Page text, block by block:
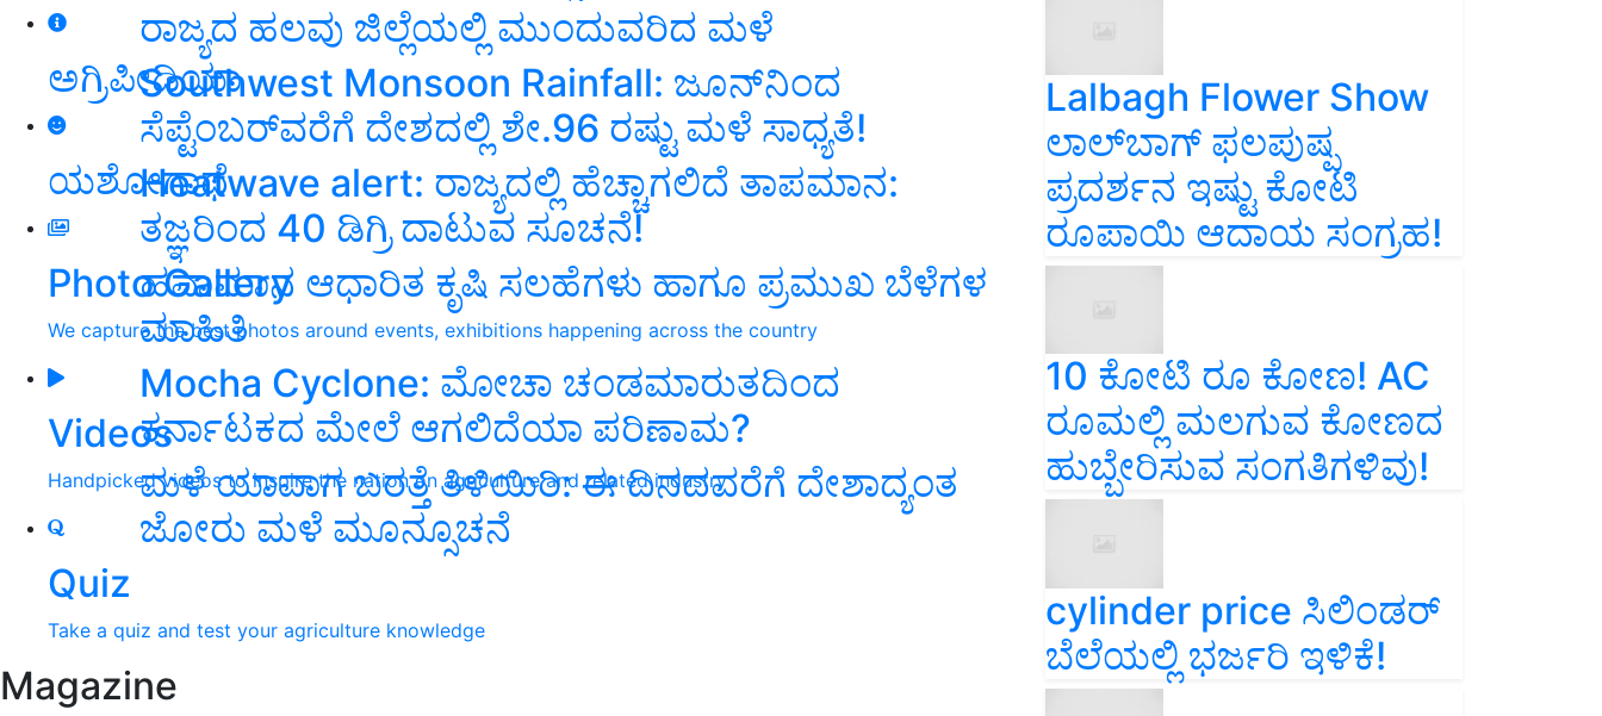
ಅಗ್ರಿಪೀಡಿಯಾ
ಯಶೋಗಾಥೆ
Photo Gallery
We capture the best photos around events, exhibitions happening across the country
Videos
Handpicked videos to inspire the nation on agriculture and related industry
Quiz
Take a quiz and test your agriculture knowledge
Magazine
ರಾಜ್ಯದ ಹಲವು ಜಿಲ್ಲೆಯಲ್ಲಿ ಮುಂದುವರಿದ ಮಳೆ
Southwest Monsoon Rainfall: ಜೂನ್‌ನಿಂದ
ಸೆಪ್ಟೆಂಬರ್‌ವರೆಗೆ ದೇಶದಲ್ಲಿ ಶೇ.96 ರಷ್ಟು ಮಳೆ ಸಾಧ್ಯತೆ!
Heatwave alert: ರಾಜ್ಯದಲ್ಲಿ ಹೆಚ್ಚಾಗಲಿದೆ ತಾಪಮಾನ:
ತಜ್ಞರಿಂದ 40 ಡಿಗ್ರಿ ದಾಟುವ ಸೂಚನೆ!
ಹವಾಮಾನ ಆಧಾರಿತ ಕೃಷಿ ಸಲಹೆಗಳು ಹಾಗೂ ಪ್ರಮುಖ ಬೆಳೆಗಳ
ಮಾಹಿತಿ
Mocha Cyclone: ಮೋಚಾ ಚಂಡಮಾರುತದಿಂದ
ಕರ್ನಾಟಕದ ಮೇಲೆ ಆಗಲಿದೆಯಾ ಪರಿಣಾಮ?
ಮಳೆ ಯಾವಾಗ ಬರತ್ತೆ ತಿಳಿಯಿರಿ: ಈ ದಿನದವರೆಗೆ ದೇಶಾದ್ಯಂತ
ಜೋರು ಮಳೆ ಮೂನ್ಸೂಚನೆ
Lalbagh Flower Show
ಲಾಲ್‌ಬಾಗ್ ಫಲಪುಷ್ಪ
ಪ್ರದರ್ಶನ ಇಷ್ಟು ಕೋಟಿ
ರೂಪಾಯಿ ಆದಾಯ ಸಂಗ್ರಹ!
10 ಕೋಟಿ ರೂ ಕೋಣ! AC
ರೂಮಲ್ಲಿ ಮಲಗುವ ಕೋಣದ
ಹುಬ್ಬೇರಿಸುವ ಸಂಗತಿಗಳಿವು!
cylinder price ಸಿಲಿಂಡರ್‌
ಬೆಲೆಯಲ್ಲಿ ಭರ್ಜರಿ ಇಳಿಕೆ!